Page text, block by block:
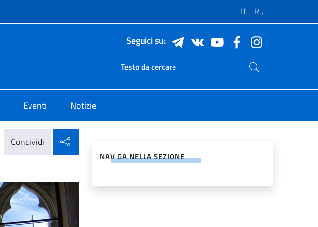
IT RU
Seguici su:
Ricerca sito live
Cerca nel sito
Eventi Notizie
Condividi
NAVIGA NELLA SEZIONE